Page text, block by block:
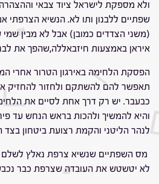
ולא מספקת לישראל ציוד צבאי
שפתיים ללבנון ותו לא. הנשיא הצרפתי
(משני הצדדים כמובן) אבל לא מבין
איראן באמצעות חיזבאללה,שהפך את
הפסקת הלחימה באירגון הטרור אחרי
תאפשר להם להשתקם ולחזור להחזיק
כבעבר. יש רק דרך אחת לסיים את
והיא להמשיך ולהכות בראש הנחש עד
לנהר הליטני והקמת רצועת ביטחון בצד
מס השפתיים שנשיא צרפת נאלץ לשלם
לא יטשטש את העובדה שצרפת כבר